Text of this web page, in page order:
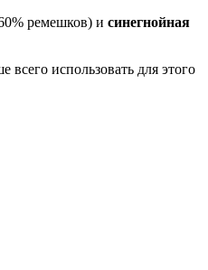
ремешков) и синегнойная
использовать для этого